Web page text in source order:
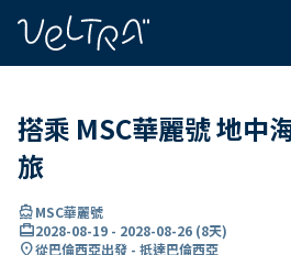
搭乘 MSC華麗號 地中
旅
directions_boatMSC華麗號
card_travel2028-08-19 - 2028-08-26 (8天)
location_on從巴倫西亞出發 - 抵達巴倫西亞